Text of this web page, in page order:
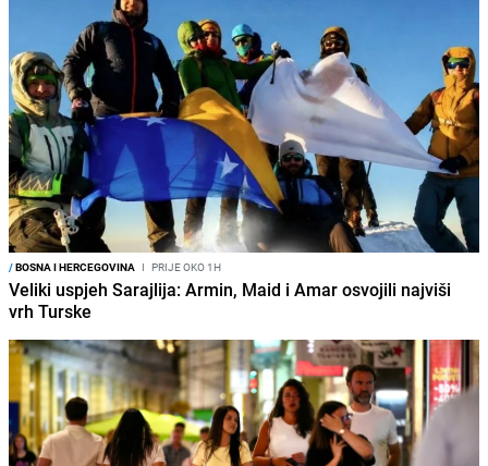
/BOSNA I HERCEGOVINA I PRIJE OKO 1H
Veliki uspjeh Sarajlija: Armin, Maid i Amar osvojili najviši
vrh Turske